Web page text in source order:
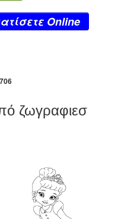
Online
ζωγραφιεσ